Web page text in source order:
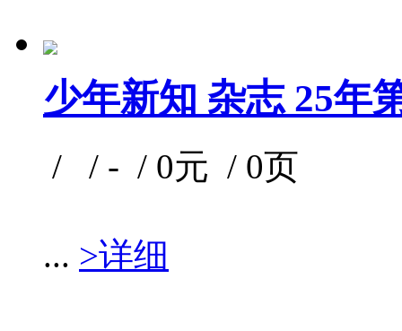
少年新知 杂志 25年
/ / - / 0元 / 0页
... >详细